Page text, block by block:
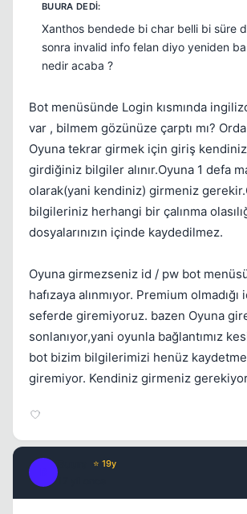
Xanthos bendede bi char belli bi süre
sonra invalid info felan diyo yeniden
nedir acaba ?
Bot menüsünde Login kısmında
var , bilmem gözünüze çarptı mı?
Oyuna tekrar girmek için giriş
girdiğiniz bilgiler alınır.Oyuna 1 defa
olarak(yani kendiniz) girmeniz
bilgileriniz herhangi bir çalınma
dosyalarınızın içinde kaydedilmez.
Oyuna girmezseniz id / pw bot
hafızaya alınmıyor. Premium olmadığı
seferde giremiyoruz. bazen Oyuna
sonlanıyor,yani oyunla bağlantımız
bot bizim bilgilerimizi henüz
giremiyor. Kendiniz girmeniz
⭐ 19y